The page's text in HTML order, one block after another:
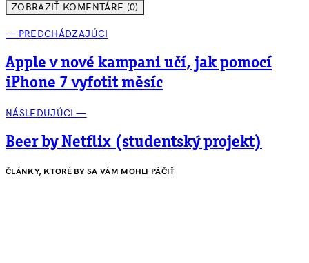
ZOBRAZIŤ KOMENTÁRE (0)
— PREDCHÁDZAJÚCI
Apple v nové kampani učí, jak pomocí
iPhone 7 vyfotit měsíc
NÁSLEDUJÚCI —
Beer by Netflix (studentský projekt)
ČLÁNKY, KTORÉ BY SA VÁM MOHLI PÁČIŤ